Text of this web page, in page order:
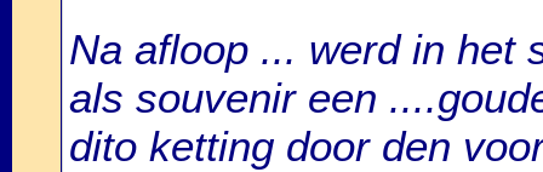
Na afloop ... werd in het
als souvenir een
dito ketting door den